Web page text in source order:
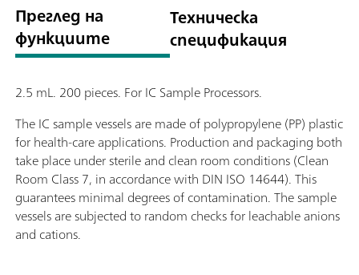
Преглед на
функциите
Техническа
спецификация
2.5 mL. 200 pieces. For IC Sample Processors.
The IC sample vessels are made of polypropylene (PP) plastic
for health-care applications. Production and packaging both
take place under sterile and clean room conditions (Clean
Room Class 7, in accordance with DIN ISO 14644). This
guarantees minimal degrees of contamination. The sample
vessels are subjected to random checks for leachable anions
and cations.